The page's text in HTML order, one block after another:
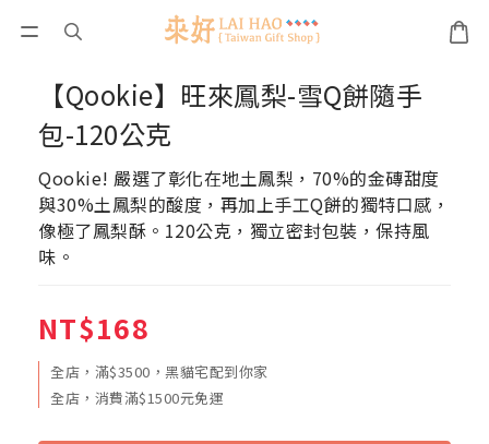
【Qookie】旺來鳳梨-雪Q餅隨手
包-120公克
Qookie! 嚴選了彰化在地土鳳梨，70%的金磚甜度
與30%土鳳梨的酸度，再加上手工Q餅的獨特口感，
像極了鳳梨酥。120公克，獨立密封包裝，保持風
味。
NT$168
全店，滿$3500，黑貓宅配到你家
全店，消費滿$1500元免運